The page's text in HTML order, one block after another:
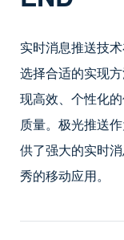
实时消息推送技
选择合适的实现
现高效、个性化
质量。极光推送
供了强大的实时
秀的移动应用。